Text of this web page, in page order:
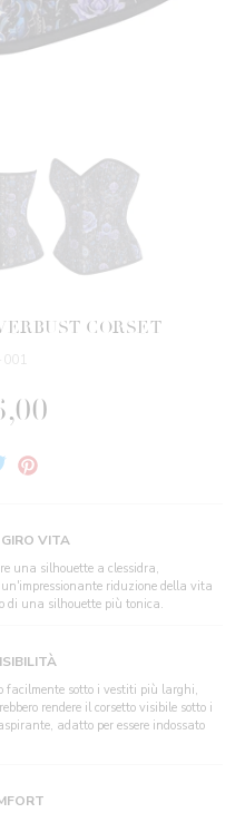
CORSET
TwittaFai
VITA
una silhouette a clessidra,
riduzione della vita
di una silhouette più tonica.
facilmente sotto i vestiti più larghi,
rendere il corsetto visibile sotto i
adatto per essere indossato